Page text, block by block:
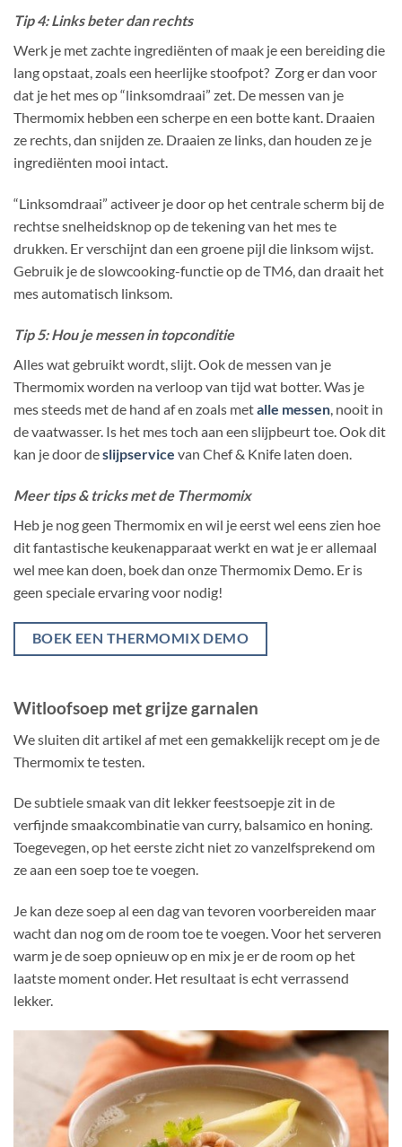
Tip 4: Links beter dan rechts
Werk je met zachte ingrediënten of maak je een bereiding die
lang opstaat, zoals een heerlijke stoofpot? Zorg er dan voor
dat je het mes op “linksomdraai” zet. De messen van je
Thermomix hebben een scherpe en een botte kant. Draaien
ze rechts, dan snijden ze. Draaien ze links, dan houden ze je
ingrediënten mooi intact.
“Linksomdraai” activeer je door op het centrale scherm bij de
rechtse snelheidsknop op de tekening van het mes te
drukken. Er verschijnt dan een groene pijl die linksom wijst.
Gebruik je de slowcooking-functie op de TM6, dan draait het
mes automatisch linksom.
Tip 5: Hou je messen in topconditie
Alles wat gebruikt wordt, slijt. Ook de messen van je
Thermomix worden na verloop van tijd wat botter. Was je
mes steeds met de hand af en zoals metalle messen, nooit in
de vaatwasser. Is het mes toch aan een slijpbeurt toe. Ook dit
kan je door deslijpservice van Chef & Knife laten doen.
Meer tips & tricks met de Thermomix
Heb je nog geen Thermomix en wil je eerst wel eens zien hoe
dit fantastische keukenapparaat werkt en wat je er allemaal
wel mee kan doen, boek dan onze Thermomix Demo. Er is
geen speciale ervaring voor nodig!
BOEK EEN THERMOMIX DEMO
Witloofsoep met grijze garnalen
We sluiten dit artikel af met een gemakkelijk recept om je de
Thermomix te testen.
De subtiele smaak van dit lekker feestsoepje zit in de
verfijnde smaakcombinatie van curry, balsamico en honing.
Toegevegen, op het eerste zicht niet zo vanzelfsprekend om
ze aan een soep toe te voegen.
Je kan deze soep al een dag van tevoren voorbereiden maar
wacht dan nog om de room toe te voegen. Voor het serveren
warm je de soep opnieuw op en mix je er de room op het
laatste moment onder. Het resultaat is echt verrassend
lekker.